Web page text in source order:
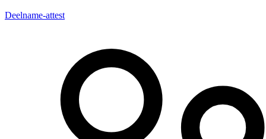
Deelname-attest